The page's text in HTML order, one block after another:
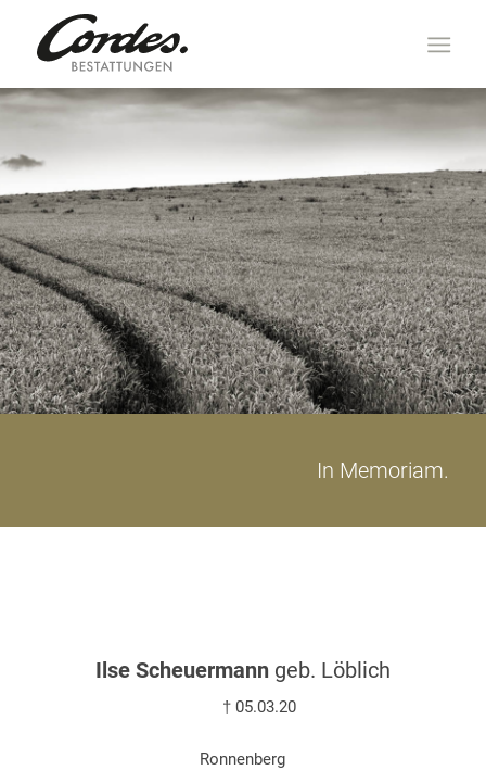
In Memoriam.
Ilse Scheuermanngeb. Löblich
† 05.03.20
Ronnenberg